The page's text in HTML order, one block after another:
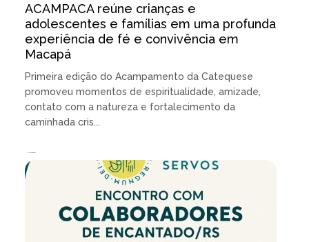
ACAMPACA reúne crianças e
adolescentes e famílias em uma profunda
experiência de fé e convivência em
Macapá
Primeira edição do Acampamento da Catequese
promoveu momentos de espiritualidade, amizade,
contato com a natureza e fortalecimento da
caminhada cris...